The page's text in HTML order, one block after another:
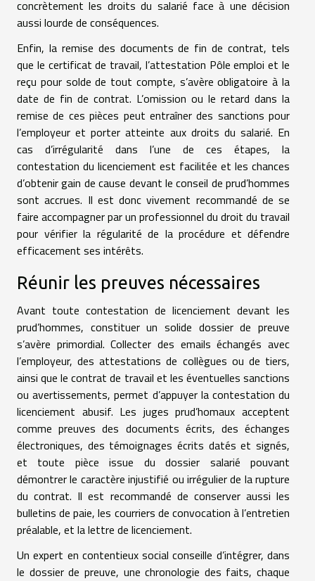
concrètement les droits du salarié face à une décision
aussi lourde de conséquences.
Enfin, la remise des documents de fin de contrat, tels
que le certificat de travail, l’attestation Pôle emploi et le
reçu pour solde de tout compte, s’avère obligatoire à la
date de fin de contrat. L’omission ou le retard dans la
remise de ces pièces peut entraîner des sanctions pour
l’employeur et porter atteinte aux droits du salarié. En
cas d’irrégularité dans l’une de ces étapes, la
contestation du licenciement est facilitée et les chances
d’obtenir gain de cause devant le conseil de prud’hommes
sont accrues. Il est donc vivement recommandé de se
faire accompagner par un professionnel du droit du travail
pour vérifier la régularité de la procédure et défendre
efficacement ses intérêts.
Réunir les preuves nécessaires
Avant toute contestation de licenciement devant les
prud’hommes, constituer un solide dossier de preuve
s’avère primordial. Collecter des emails échangés avec
l’employeur, des attestations de collègues ou de tiers,
ainsi que le contrat de travail et les éventuelles sanctions
ou avertissements, permet d’appuyer la contestation du
licenciement abusif. Les juges prud’homaux acceptent
comme preuves des documents écrits, des échanges
électroniques, des témoignages écrits datés et signés,
et toute pièce issue du dossier salarié pouvant
démontrer le caractère injustifié ou irrégulier de la rupture
du contrat. Il est recommandé de conserver aussi les
bulletins de paie, les courriers de convocation à l’entretien
préalable, et la lettre de licenciement.
Un expert en contentieux social conseille d’intégrer, dans
le dossier de preuve, une chronologie des faits, chaque